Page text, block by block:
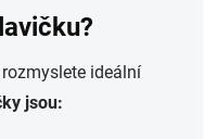
ideální
jsou: